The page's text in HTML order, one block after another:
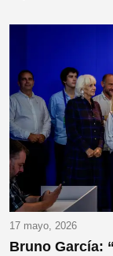
17 mayo, 2026
Bruno García: